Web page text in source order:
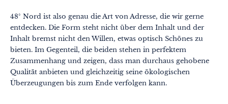
48° Nord ist also genau die Art von Adresse, die wir gerne
entdecken. Die Form steht nicht über dem Inhalt und der
Inhalt bremst nicht den Willen, etwas optisch Schönes zu
bieten. Im Gegenteil, die beiden stehen in perfektem
Zusammenhang und zeigen, dass man durchaus gehobene
Qualität anbieten und gleichzeitig seine ökologischen
Überzeugungen bis zum Ende verfolgen kann.